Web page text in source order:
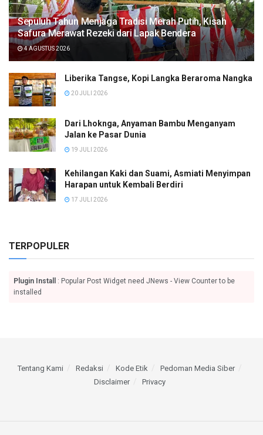
Sepuluh Tahun Menjaga Tradisi Merah Putih, Kisah
Safura Merawat Rezeki dari Lapak Bendera
4 AGUSTUS 2026
Liberika Tangse, Kopi Langka Beraroma Nangka
20 JULI 2026
Dari Lhoknga, Anyaman Bambu Menganyam
Jalan ke Pasar Dunia
19 JULI 2026
Kehilangan Kaki dan Suami, Asmiati Menyimpan
Harapan untuk Kembali Berdiri
17 JULI 2026
TERPOPULER
Plugin Install
: Popular Post Widget need JNews - View Counter to be
installed
Tentang Kami Redaksi Kode Etik
Pedoman Media Siber
Disclaimer
Privacy